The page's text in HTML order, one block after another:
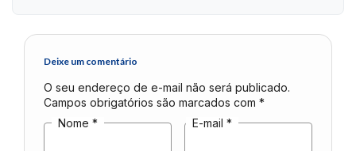
Deixe um comentário
O seu endereço de e-mail não será publicado.
Campos obrigatórios são marcados com *
Nome * E-mail *